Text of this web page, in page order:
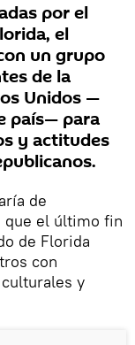
por el
el
un grupo
de la
Unidos —
país— para
y actitudes
de
que el último fin
de Florida
con
y